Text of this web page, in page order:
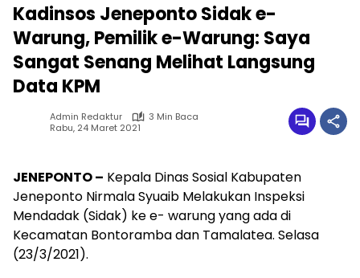
Kadinsos Jeneponto Sidak e-
Warung, Pemilik e-Warung: Saya
Sangat Senang Melihat Langsung
Data KPM
Admin Redaktur
3 Min Baca
Rabu, 24 Maret 2021
JENEPONTO – Kepala Dinas Sosial Kabupaten
Jeneponto Nirmala Syuaib Melakukan Inspeksi
Mendadak (Sidak) ke e- warung yang ada di
Kecamatan Bontoramba dan Tamalatea. Selasa
(23/3/2021).